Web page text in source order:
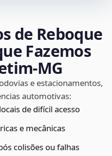
de Reboque
Fazemos
e estacionamentos,
automotivas:
de difícil acesso
e mecânicas
colisões ou falhas